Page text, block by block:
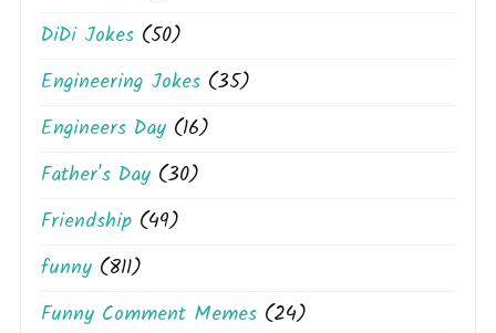
DiDi Jokes (50)
Engineering Jokes (35)
Engineers Day (16)
Father's Day (30)
Friendship (49)
funny (811)
Funny Comment Memes (24)